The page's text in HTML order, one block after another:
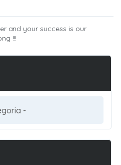
and your success is our
!!!